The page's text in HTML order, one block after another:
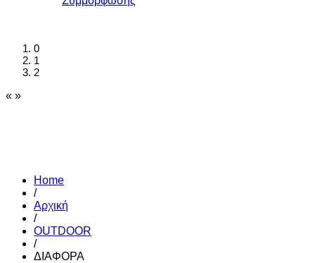
0
1
2
« »
Home
/
Αρχική
/
OUTDOOR
/
ΔΙΑΦΟΡΑ